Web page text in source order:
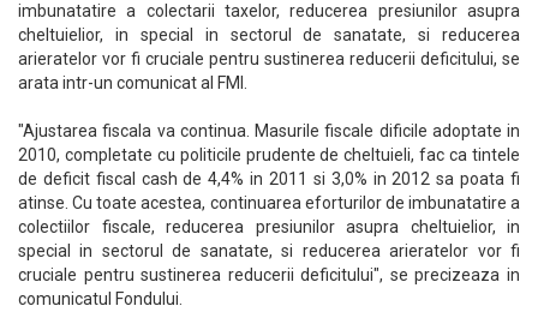
imbunatatire a colectarii taxelor, reducerea presiunilor asupra
cheltuielior, in special in sectorul de sanatate, si reducerea
arieratelor vor fi cruciale pentru sustinerea reducerii deficitului, se
arata intr-un comunicat al FMI.
"Ajustarea fiscala va continua. Masurile fiscale dificile adoptate in
2010, completate cu politicile prudente de cheltuieli, fac ca tintele
de deficit fiscal cash de 4,4% in 2011 si 3,0% in 2012 sa poata fi
atinse. Cu toate acestea, continuarea eforturilor de imbunatatire a
colectiilor fiscale, reducerea presiunilor asupra cheltuielior, in
special in sectorul de sanatate, si reducerea arieratelor vor fi
cruciale pentru sustinerea reducerii deficitului", se precizeaza in
comunicatul Fondului.